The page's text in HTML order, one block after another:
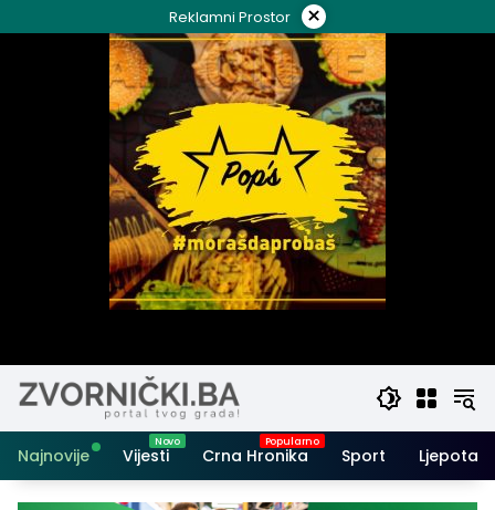
to
Reklamni Prostor ×
Najnovije Vijesti Crna Hronika Sport Ljepota i